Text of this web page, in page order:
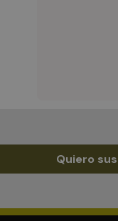
Quiero